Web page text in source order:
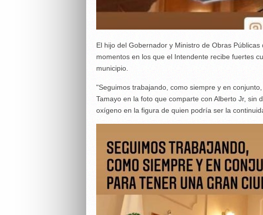
El hijo del Gobernador y Ministro de Obras
momentos en los que el Intendente recibe fuertes
municipio.
"Seguimos trabajando, como siempre y en
Tamayo en la foto que comparte con Alberto Jr, sin
oxígeno en la figura de quien podría ser la